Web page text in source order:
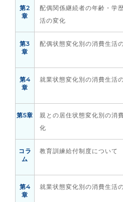
第2
章
配偶関係継続者の年齢・学
活の変化
第3
章
配偶状態変化別の消費生活
第4
章
就業状態変化別の消費生活
第5章
親との居住状態変化別の消
化
コラ
ム
教育訓練給付制度について
第4
章
就業状態変化別の消費生活